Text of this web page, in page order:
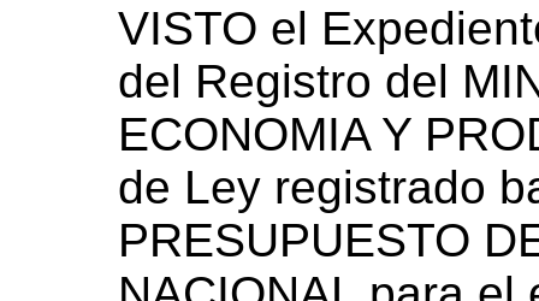
VISTO el
del Registro del
ECONOMIA Y
de Ley registrado
PRESUPUESTO